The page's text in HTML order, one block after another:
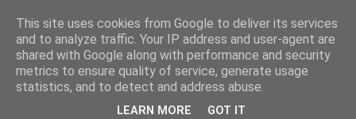
This site uses cookies from Google to deliver its services
and to analyze traffic. Your IP address and user-agent are
shared with Google along with performance and security
metrics to ensure quality of service, generate usage
statistics, and to detect and address abuse.
LEARN MORE GOT IT